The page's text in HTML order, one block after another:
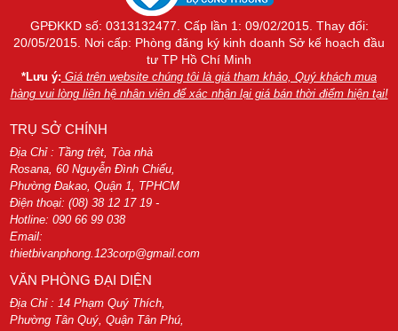
GPĐKKD số: 0313132477. Cấp lần 1: 09/02/2015. Thay đổi:
20/05/2015. Nơi cấp: Phòng đăng ký kinh doanh Sở kế hoạch đầu
tư TP Hồ Chí Minh
*Lưu ý: Giá trên website chúng tôi là giá tham khảo, Quý khách mua
hàng vui lòng liên hệ nhân viên để xác nhận lại giá bán thời điểm hiện tại!
TRỤ SỞ CHÍNH
Địa Chỉ : Tầng trệt, Tòa nhà
Rosana, 60 Nguyễn Đình Chiểu,
Phường Đakao, Quận 1, TPHCM
Điện thoại: (08) 38 12 17 19 -
Hotline: 090 66 99 038
Email:
thietbivanphong.123corp@gmail.com
VĂN PHÒNG ĐẠI DIỆN
Địa Chỉ : 14 Phạm Quý Thích,
Phường Tân Quý, Quận Tân Phú,